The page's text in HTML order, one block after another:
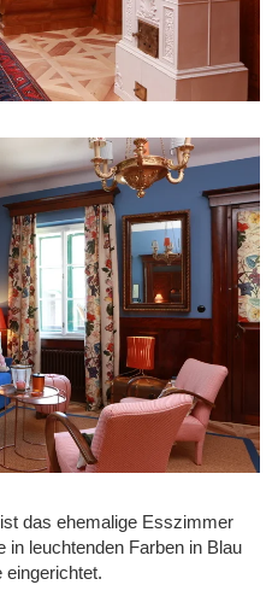
das ehemalige Esszimmer
in leuchtenden Farben in Blau
eingerichtet.